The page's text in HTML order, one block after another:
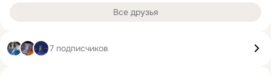
Все друзья
7 подписчиков